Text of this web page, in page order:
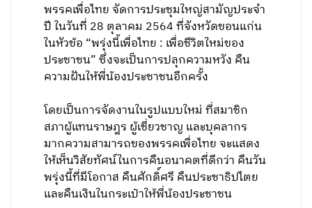
พรรคเพื่อไทย จัดการประชุมใหญ่สามัญประจำ
ปี ในวันที่ 28 ตุลาคม 2564 ที่จังหวัดขอนแก่น
ในหัวข้อ “พรุ่งนี้เพื่อไทย : เพื่อชีวิตใหม่ของ
ประชาชน” ซึ่งจะเป็นการปลุกความหวัง คืน
ความฝันให้พี่น้องประชาชนอีกครั้ง
โดยเป็นการจัดงานในรูปแบบใหม่ ที่สมาชิก
สภาผู้แทนราษฎร ผู้เชี่ยวชาญ และบุคลากร
มากความสามารถของพรรคเพื่อไทย จะแสดง
ให้เห็นวิสัยทัศน์ในการคืนอนาคตที่ดีกว่า คืนวัน
พรุ่งนี้ที่มีโอกาส คืนศักดิ์ศรี คืนประชาธิปไตย
และคืนเงินในกระเป๋าให้พี่น้องประชาชน